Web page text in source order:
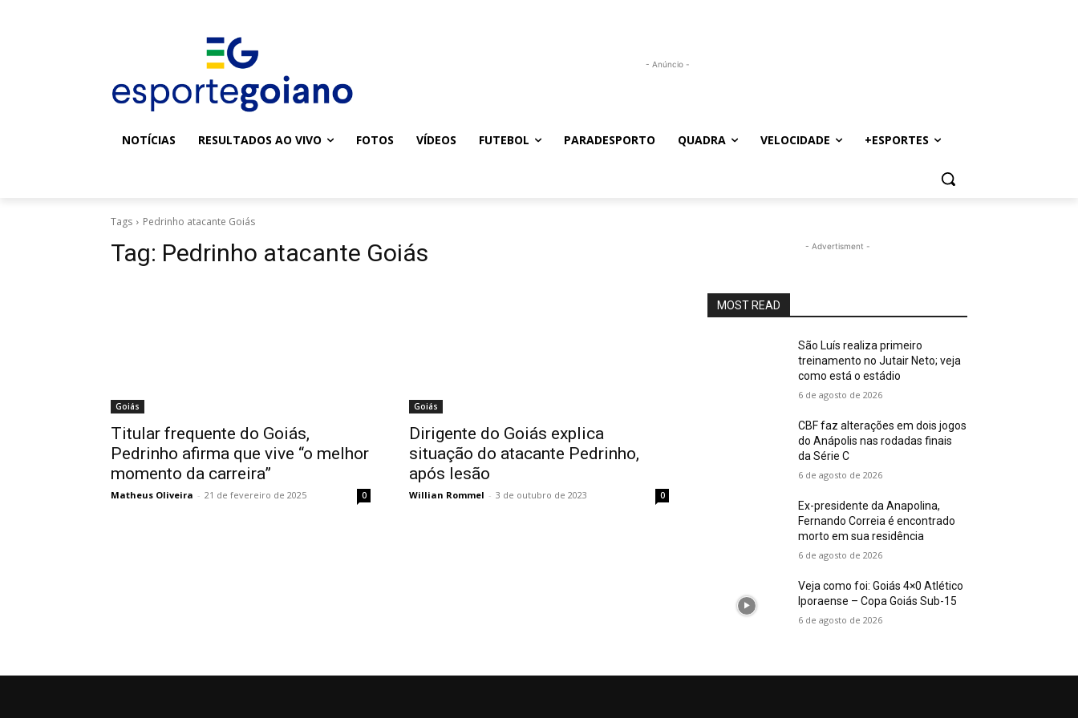
- Anúncio -
NOTÍCIAS RESULTADOS AO VIVO FOTOS VÍDEOS FUTEBOL PARADESPORTO QUADRA VELOCIDADE +ESPORTES
Tags Pedrinho atacante Goiás
Tag: Pedrinho atacante Goiás
Goiás
Titular frequente do Goiás,
Pedrinho afirma que vive “o melhor
momento da carreira”
Matheus Oliveira - 21 de fevereiro de 2025 0
Goiás
Dirigente do Goiás explica
situação do atacante Pedrinho,
após lesão
Willian Rommel - 3 de outubro de 2023 0
- Advertisment -
MOST READ
São Luís realiza primeiro
treinamento no Jutair Neto; veja
como está o estádio
6 de agosto de 2026
CBF faz alterações em dois jogos
do Anápolis nas rodadas finais
da Série C
6 de agosto de 2026
Ex-presidente da Anapolina,
Fernando Correia é encontrado
morto em sua residência
6 de agosto de 2026
Veja como foi: Goiás 4×0 Atlético
Iporaense – Copa Goiás Sub-15
6 de agosto de 2026